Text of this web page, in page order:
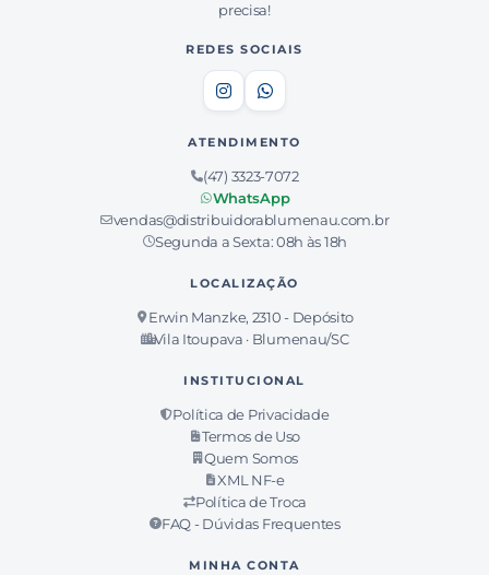
precisa!
REDES SOCIAIS
ATENDIMENTO
(47) 3323-7072
WhatsApp
vendas@distribuidorablumenau.com.br
Segunda a Sexta: 08h às 18h
LOCALIZAÇÃO
Erwin Manzke, 2310 - Depósito
Vila Itoupava · Blumenau/SC
INSTITUCIONAL
Política de Privacidade
Termos de Uso
Quem Somos
XML NF-e
Política de Troca
FAQ - Dúvidas Frequentes
MINHA CONTA